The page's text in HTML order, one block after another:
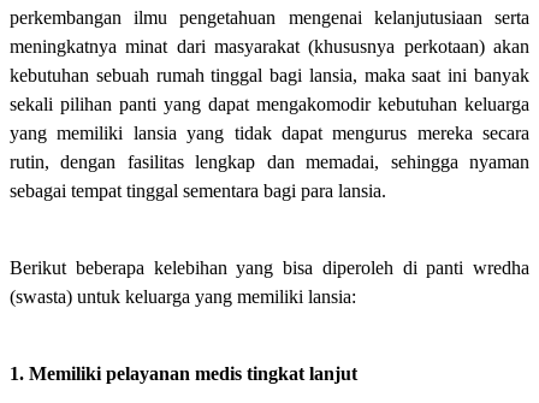
perkembangan ilmu pengetahuan mengenai kelanjutusiaan serta
meningkatnya minat dari masyarakat (khususnya perkotaan) akan
kebutuhan sebuah rumah tinggal bagi lansia, maka saat ini banyak
sekali pilihan panti yang dapat mengakomodir kebutuhan keluarga
yang memiliki lansia yang tidak dapat mengurus mereka secara
rutin, dengan fasilitas lengkap dan memadai, sehingga nyaman
sebagai tempat tinggal sementara bagi para lansia.
Berikut beberapa kelebihan yang bisa diperoleh di panti wredha
(swasta) untuk keluarga yang memiliki lansia:
1. Memiliki pelayanan medis tingkat lanjut